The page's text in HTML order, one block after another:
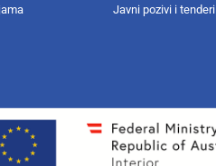
Javni pozivi i tenderi